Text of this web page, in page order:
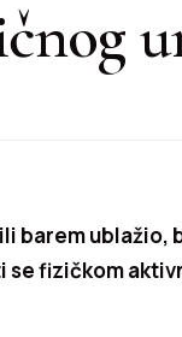
barem
fizičkom